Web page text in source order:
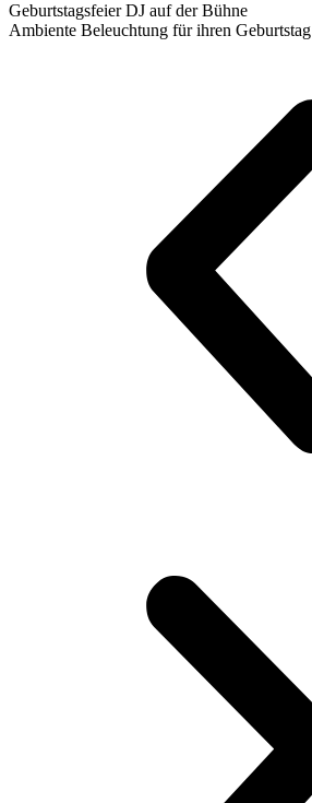
Geburtstagsfeier DJ auf der Bühne
Ambiente Beleuchtung für ihren Geburtstag